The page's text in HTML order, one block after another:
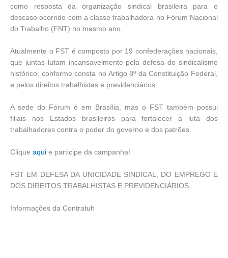
como resposta da organização sindical brasileira para o
descaso ocorrido com a classe trabalhadora no Fórum Nacional
do Trabalho (FNT) no mesmo ano.
Atualmente o FST é composto por 19 confederações nacionais,
que juntas lutam incansavelmente pela defesa do sindicalismo
histórico, conforme consta no Artigo 8º da Constituição Federal,
e pelos direitos trabalhistas e previdenciários.
A sede do Fórum é em Brasília, mas o FST também possui
filiais nos Estados brasileiros para fortalecer a luta dos
trabalhadores contra o poder do governo e dos patrões.
Clique aqui e participe da campanha!
FST EM DEFESA DA UNICIDADE SINDICAL, DO EMPREGO E
DOS DIREITOS TRABALHISTAS E PREVIDENCIÁRIOS.
Informações da Contratuh